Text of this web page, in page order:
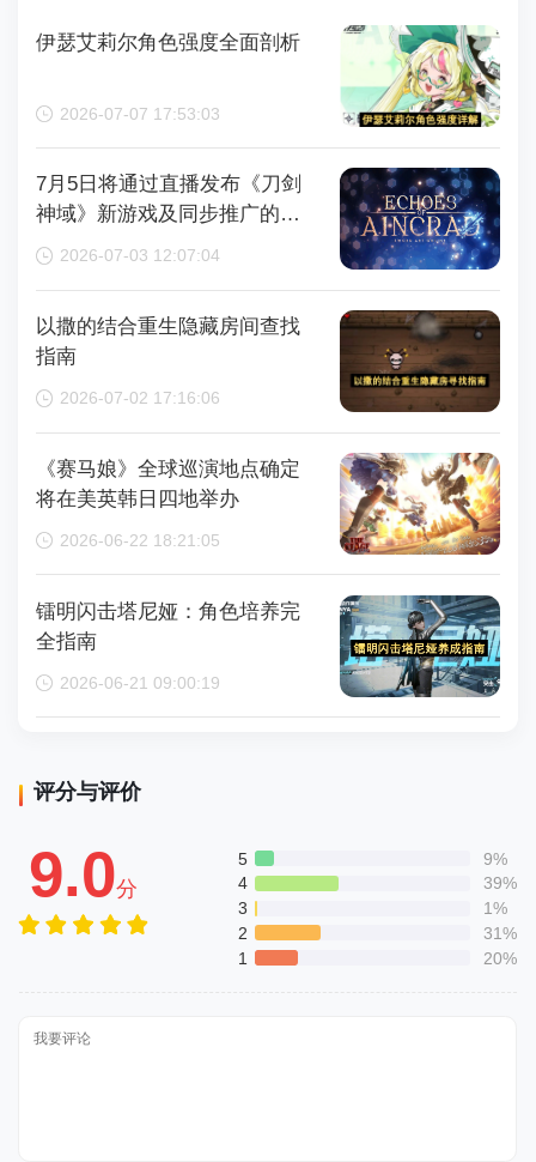
伊瑟艾莉尔角色强度全面剖析
2026-07-07 17:53:03
7月5日将通过直播发布《刀剑
神域》新游戏及同步推广的动
画内容，整场直播时长为110分
2026-07-03 12:07:04
以撒的结合重生隐藏房间查找
指南
2026-07-02 17:16:06
《赛马娘》全球巡演地点确定
将在美英韩日四地举办
2026-06-22 18:21:05
镭明闪击塔尼娅：角色培养完
全指南
2026-06-21 09:00:19
评分与评价
9.0分
5
9%
4
39%
3
1%
2
31%
1
20%